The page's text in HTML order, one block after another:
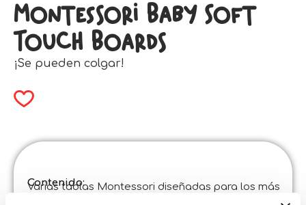
Montessori Baby Soft
Touch Boards
¡Se pueden colgar!
Contenido:
Varias tablas Montessori diseñadas para los más